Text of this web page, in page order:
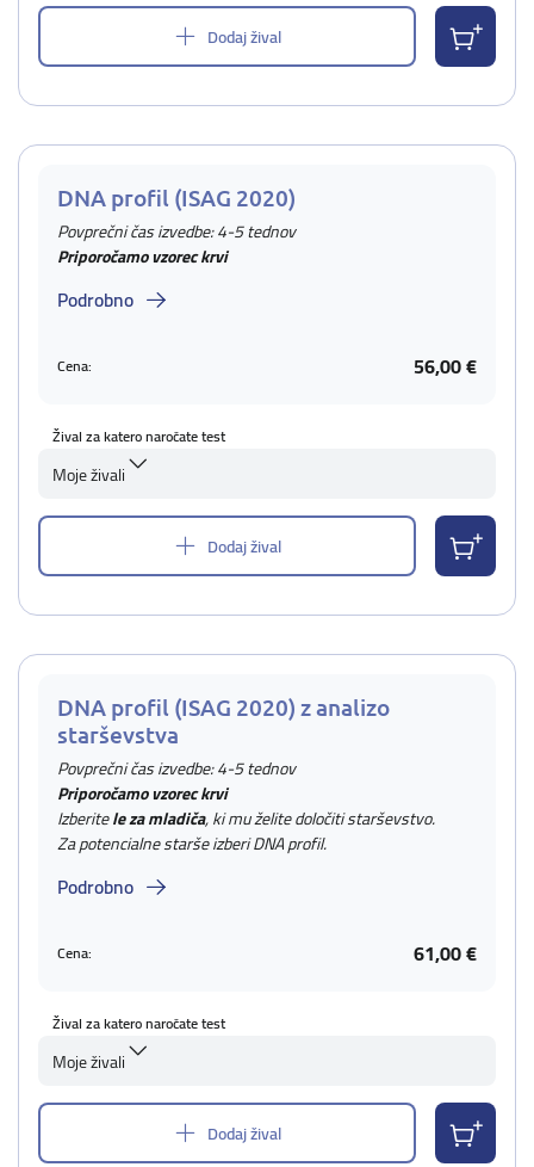
Dodaj žival
DNA profil (ISAG 2020)
Povprečni čas izvedbe: 4-5 tednov
Priporočamo vzorec krvi
Podrobno
Cena: 56,00 €
Žival za katero naročate test
Moje živali
Dodaj žival
DNA profil (ISAG 2020) z analizo
starševstva
Povprečni čas izvedbe: 4-5 tednov
Priporočamo vzorec krvi
Izberitele za mladiča, ki mu želite določiti starševstvo.
Za potencialne starše izberi DNA profil.
Podrobno
Cena: 61,00 €
Žival za katero naročate test
Moje živali
Dodaj žival